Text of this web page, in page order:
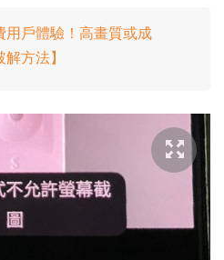
用戶體驗！高畫質或成
方法】